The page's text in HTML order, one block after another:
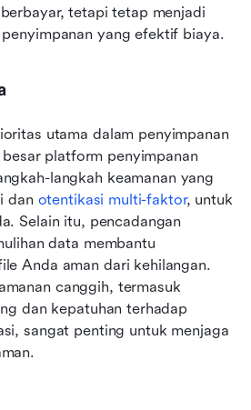
tetapi tetap menjadi
yang efektif biaya.
utama dalam penyimpanan
platform penyimpanan
langkah keamanan yang
dan otentikasi multi-faktor, untuk
Selain itu, pencadangan
data membantu
Anda aman dari kehilangan.
canggih, termasuk
dan kepatuhan terhadap
sangat penting untuk menjaga